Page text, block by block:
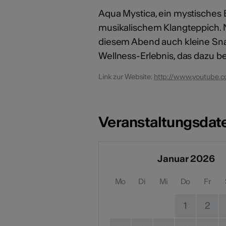
Aqua Mystica, ein
musikalischem Klangteppich.
diesem Abend auch kleine
Wellness-Erlebnis, das dazu
Link zur Website: http://
Januar 2026
Mo Di Mi Do Fr
1 2